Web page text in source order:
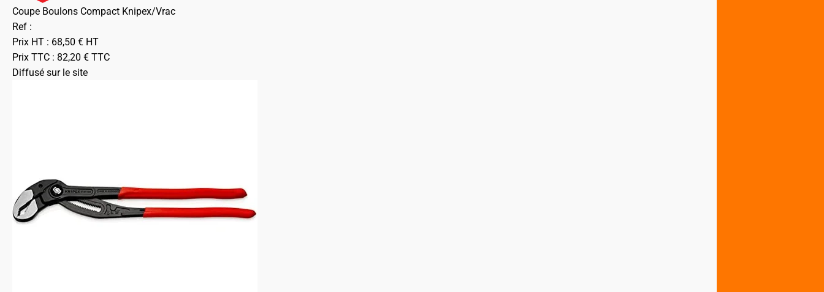
Coupe Boulons Compact Knipex/Vrac
Ref :
Prix HT : 68,50 € HT
Prix TTC : 82,20 € TTC
Diffusé sur le site